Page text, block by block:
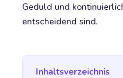
Geduld und
entscheidend sind.
Inhaltsverzeichnis